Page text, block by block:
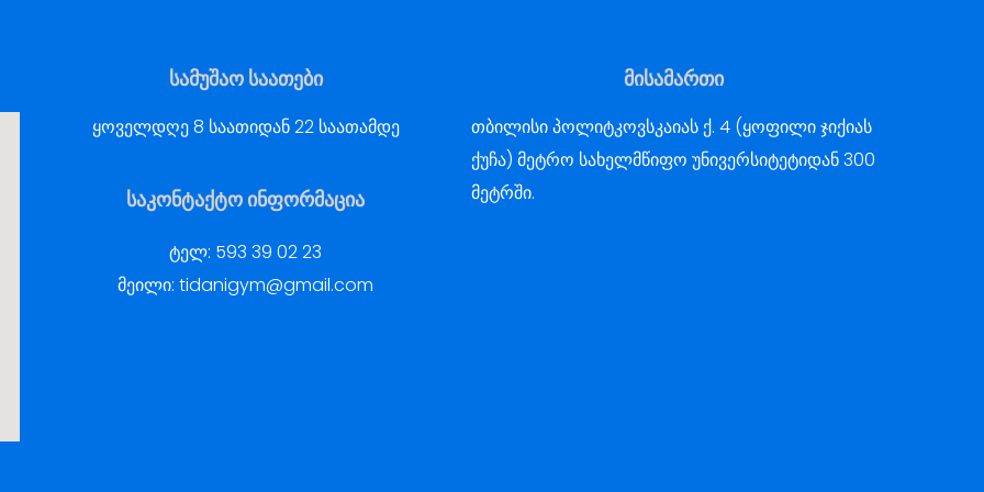
სამუშაო საათები
ყოველდღე 8 საათიდან 22 საათამდე
საკონტაქტო ინფორმაცია
ტელ: 593 39 02 23
მეილი:tidanigym@gmail.com
მისამართი
თბილისი პოლიტკოვსკაიას ქ. 4 (ყოფილი ჯიქიას
ქუჩა) მეტრო სახელმწიფო უნივერსიტეტიდან 300
მეტრში.